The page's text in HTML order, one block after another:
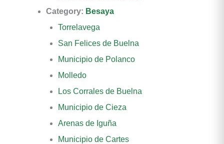
Category: Besaya
Torrelavega
San Felices de Buelna
Municipio de Polanco
Molledo
Los Corrales de Buelna
Municipio de Cieza
Arenas de Iguña
Municipio de Cartes